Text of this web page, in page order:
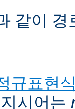
같이 경
규표현
시어는